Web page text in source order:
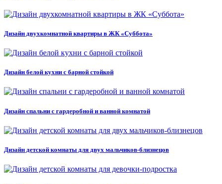
Дизайн двухкомнатной квартиры в ЖК «Суббота»
Дизайн белой кухни с барной стойкой
Дизайн спальни с гардеробной и ванной комнатой
Дизайн детской комнаты для двух мальчиков-близнецов